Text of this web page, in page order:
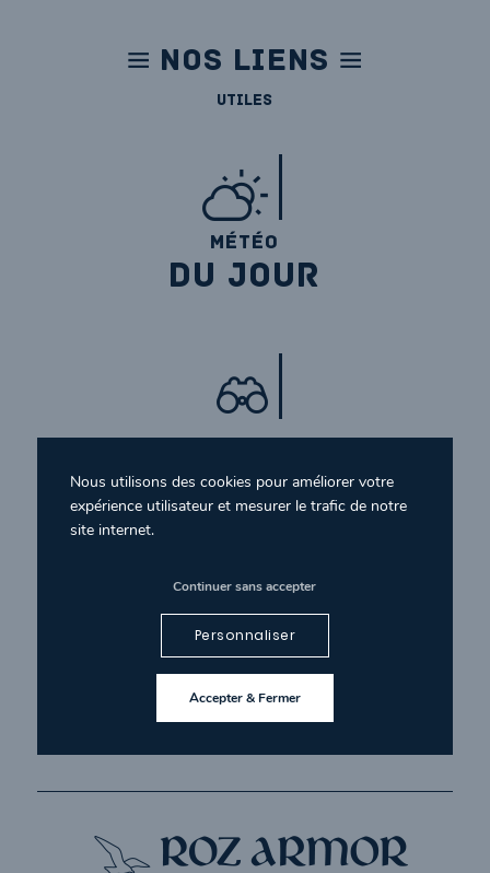
NOS LIENS
utiles
MÉTÉO
DU JOUR
ROZ ARMOR
HORAIRES
ROZ ARMOR
Nous utilisons des cookies pour améliorer votre
expérience utilisateur et mesurer le trafic de notre
site internet.
Accepter & Fermer
Continuer sans accepter
Personnaliser